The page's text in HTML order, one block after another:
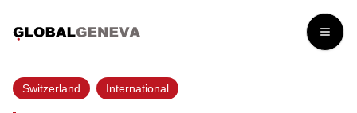
Open
Switzerland International